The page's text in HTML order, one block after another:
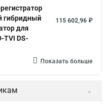
hikvision ds 2cd1148 i b
hikvision
hikvision ds
Камера Hikvision ds 2ce16d8t
гибридный
для
TVI DS-
115 602,96 ₽
Показать больше